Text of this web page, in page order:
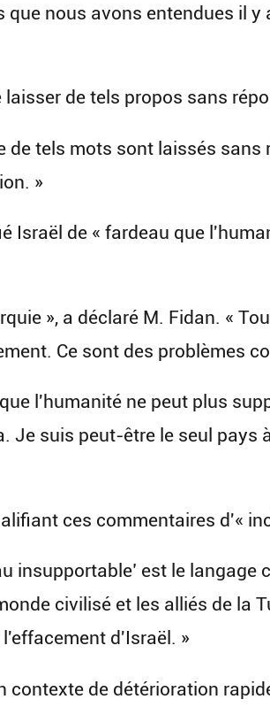
nous avons entendues il
de tels propos sans
tels mots sont laissés sans
»
Israël de « fardeau que
», a déclaré M. Fidan. «
Ce sont des problèmes
l'humanité ne peut plus
suis peut-être le seul pays
ces commentaires d'«
insupportable’ est le
civilisé et les alliés de la
d'Israël. »
contexte de détérioration